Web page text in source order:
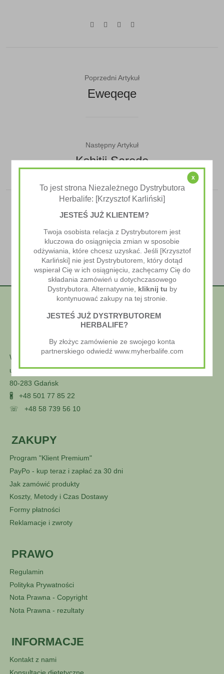
Poprzedni Artykuł
Eweqeqe
Następny Artykuł
Kshitij Sarode
Wellness Styl
ul. Głuszca 25
80-283 Gdańsk
🖁 +48 501 77 85 22
☏ +48 58 739 56 10
ZAKUPY
Program "Klient Premium"
PayPo - kup teraz i zapłać za 30 dni
Jak zamówić produkty
Koszty, Metody i Czas Dostawy
Formy płatności
Reklamacje i zwroty
PRAWO
Regulamin
Polityka Prywatności
Nota Prawna - Copyright
Nota Prawna - rezultaty
INFORMACJE
Kontakt z nami
x
To jest strona Niezależnego Dystrybutora
Herbalife: [Krzysztof Karliński]
JESTEŚ JUŻ KLIENTEM?
Twoja osobista relacja z Dystrybutorem jest
kluczowa do osiągnięcia zmian w sposobie
odżywiania, które chcesz uzyskać. Jeśli [Krzysztof
Karliński] nie jest Dystrybutorem, który dotąd
wspierał Cię w ich osiągnięciu, zachęcamy Cię do
składania zamówień u dotychczasowego
Dystrybutora. Alternatywnie, kliknij tu by
kontynuować zakupy na tej stronie.
JESTEŚ JUŻ DYSTRYBUTOREM
HERBALIFE?
By złożyc zamówienie ze swojego konta
partnerskiego odwiedź www.myherbalife.com